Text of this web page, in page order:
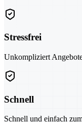
Stressfrei
Unkompliziert
Schnell
Schnell und einfach